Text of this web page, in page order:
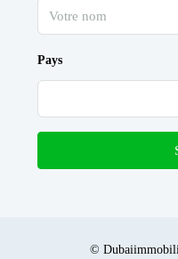
Pays
©